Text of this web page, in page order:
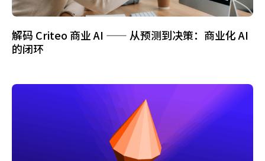
解码 Criteo 商业 AI —— 从预测到决策：商业化 AI
的闭环